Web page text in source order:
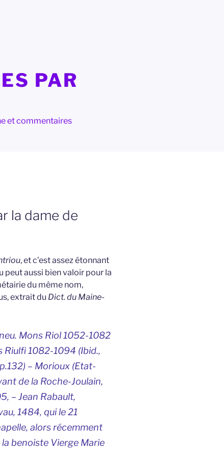
PAR
et commentaires
la dame de
, et c’est assez étonnant
peut aussi bien valoir pour la
du même nom,
extrait du Dict. du Maine-
Mons Riol1052-1082
Riulfi1082-1094 (Ibid.,
– Morioux(Etat-
de la Roche-Joulain,
– Jean Rabault,
1484, qui le 21
alors récemment
la benoiste Vierge Marie